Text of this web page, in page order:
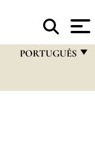
PORTUGUÊS